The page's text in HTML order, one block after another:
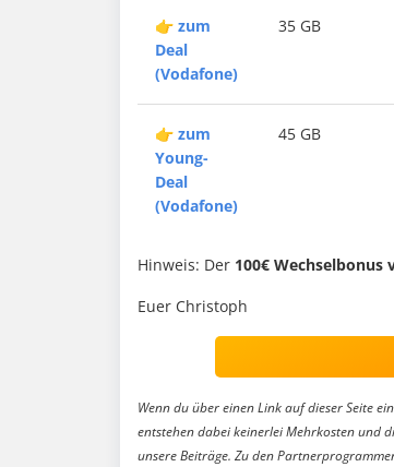
👉 zum
Deal
(Vodafone)
35 GB
👉 zum
Young-
Deal
(Vodafone)
45 GB
Hinweis: Der 100€ Wechselbonus
Euer Christoph
Wenn du über einen Link auf dieser Seite
entstehen dabei keinerlei Mehrkosten und
unsere Beiträge. Zu den